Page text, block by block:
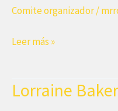
Comite organizador/
María
Leer más »
Lorraine Baker